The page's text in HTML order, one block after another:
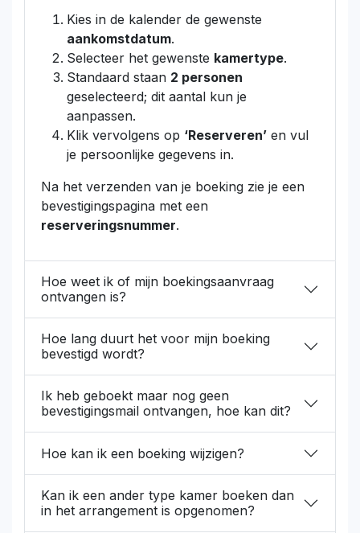
Kies in de kalender de gewenste
aankomstdatum.
Selecteer het gewenste kamertype.
Standaard staan 2 personen
geselecteerd; dit aantal kun je
aanpassen.
Klik vervolgens op ‘Reserveren’ en vul
je persoonlijke gegevens in.
Na het verzenden van je boeking zie je een
bevestigingspagina met een
reserveringsnummer.
Hoe weet ik of mijn boekingsaanvraag
ontvangen is?
Hoe lang duurt het voor mijn boeking
bevestigd wordt?
Ik heb geboekt maar nog geen
bevestigingsmail ontvangen, hoe kan dit?
Hoe kan ik een boeking wijzigen?
Kan ik een ander type kamer boeken dan
in het arrangement is opgenomen?